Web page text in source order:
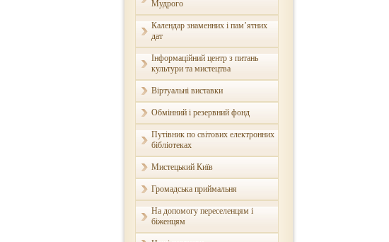
Мудрого
Календар знаменних і пам’ятних
дат
Інформаційний центр з питань
культури та мистецтва
Віртуальні виставки
Обмінний і резервний фонд
Путівник по світових електронних
бібліотеках
Мистецький Київ
Громадська приймальня
На допомогу переселенцям і
біженцям